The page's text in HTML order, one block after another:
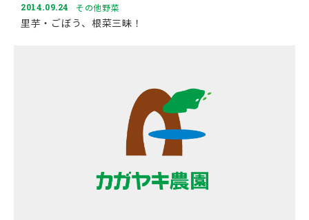
2014.09.24 その他野菜
里芋・ごぼう、根菜三昧！